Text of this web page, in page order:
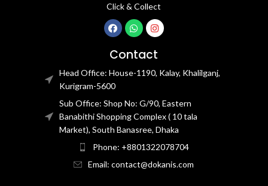
Click & Collect
Contact
Head Office: House-1190, Kalay, Khalilganj,
Kurigram-5600
Sub Office: Shop No: G/90, Eastern
Banabithi Shopping Complex ( 10 tala
Market), South Banasree, Dhaka
Phone: +8801322078704
Email: contact@dokanis.com